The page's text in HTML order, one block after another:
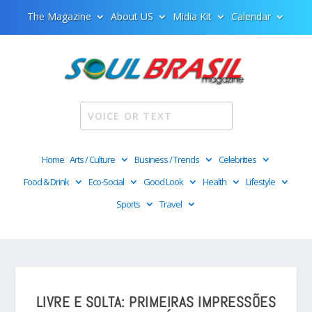
The Magazine About US Midia Kit Calendar
Home Arts / Culture Business / Trends
Celebrities
Food & Drink
Eco-Social Good Look Health
Lifestyle
Sports
Travel
LIVRE E SOLTA: PRIMEIRAS IMPRESSÕES